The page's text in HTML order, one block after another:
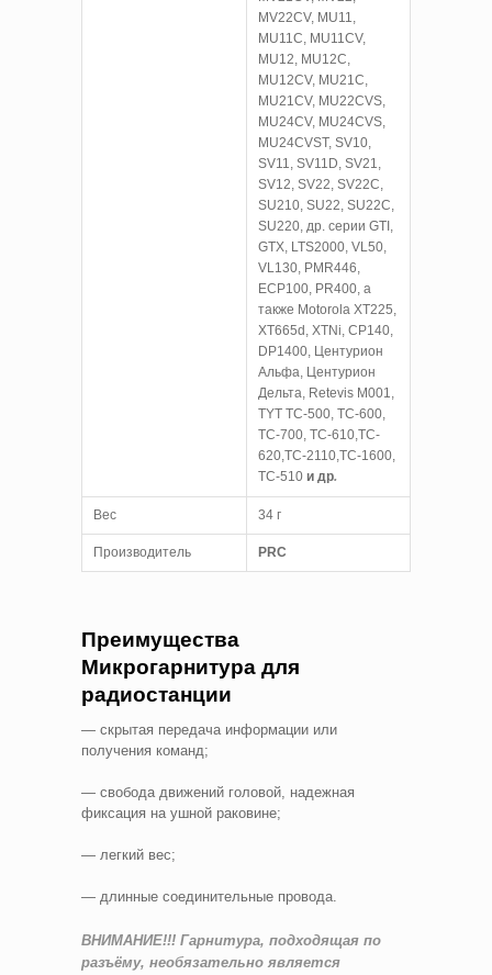
MV22CV, MU11,
MU11C, MU11CV,
MU12, MU12C,
MU12CV, MU21C,
MU21CV, MU22CVS,
MU24CV, MU24CVS,
MU24CVST, SV10,
SV11, SV11D, SV21,
SV12, SV22, SV22C,
SU210, SU22, SU22C,
SU220, др. серии GTI,
GTX, LTS2000, VL50,
VL130, PMR446,
ECP100, PR400, а
также Motorola ХТ225,
XT665d, XTNi, СР140,
DP1400, Центурион
Альфа, Центурион
Дельта, Retevis M001,
TYT TC-500, TC-600,
TC-700, TC-610,TC-
620,TC-2110,TC-1600,
TC-510 и др.
Вес 34 г
Производитель PRC
Преимущества
Микрогарнитура для
радиостанции
— скрытая передача информации или
получения команд;
— свобода движений головой, надежная
фиксация на ушной раковине;
— легкий вес;
— длинные соединительные провода.
ВНИМАНИЕ!!! Гарнитура, подходящая по
разъёму, необязательно является